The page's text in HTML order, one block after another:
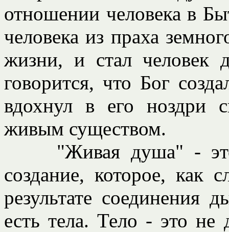
отношении человека в
человека из праха
жизни, и стал
говорится, что Бог
вдохнул в его ноздри
живым существом.
"Живая душа" - это
создание, которое, как
результате соединения
есть тела. Тело - это